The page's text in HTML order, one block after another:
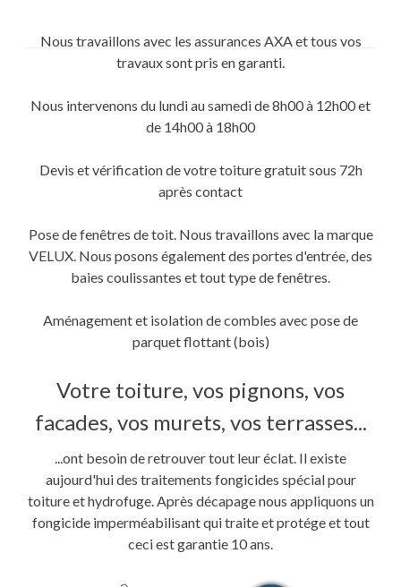
fenêtre)
Nous travaillons avec les assurances AXA et tous vos
travaux sont pris en garanti.
Nous intervenons du lundi au samedi de 8h00 à 12h00 et
de 14h00 à 18h00
Devis et vérification de votre toiture gratuit sous 72h
après contact
Pose de fenêtres de toit. Nous travaillons avec la marque
VELUX. Nous posons également des portes d'entrée, des
baies coulissantes et tout type de fenêtres.
Aménagement et isolation de combles avec pose de
parquet flottant (bois)
Votre toiture, vos pignons, vos
facades, vos murets, vos terrasses...
...ont besoin de retrouver tout leur éclat. Il existe
aujourd'hui des traitements fongicides spécial pour
toiture et hydrofuge. Après décapage nous appliquons un
fongicide imperméabilisant qui traite et protége et tout
ceci est garantie 10 ans.